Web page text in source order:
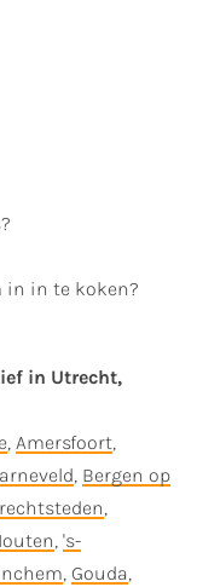
in in te koken?
in Utrecht,
, Amersfoort,
, Bergen op
,
, 's-
, Gouda,